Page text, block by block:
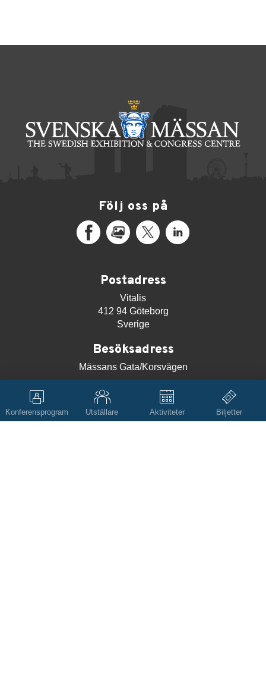
Följ oss på
FacebookMediaPortal
X LinkedIn
Postadress
Vitalis
412 94 Göteborg
Sverige
Besöksadress
Mässans Gata/Korsvägen
Kontakt
vitalis@svenskamassan.se
Konferensprogram Utställare Aktiviteter Biljetter